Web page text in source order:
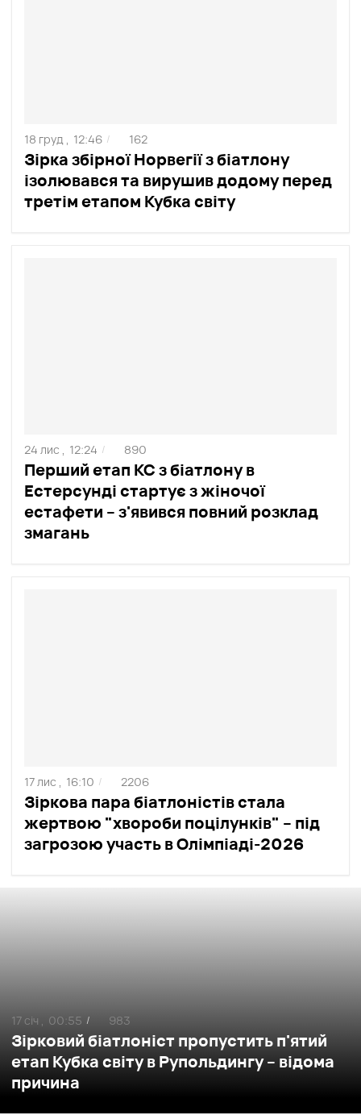
Зірка збірної Норвегії з біатлону
ізолювався та вирушив додому перед
третім етапом Кубка світу
18 груд , 12:46 / 162
Перший етап КС з біатлону в
Естерсунді стартує з жіночої
естафети – з'явився повний розклад
змагань
24 лис , 12:24 / 890
Зіркова пара біатлоністів стала
жертвою "хвороби поцілунків" – під
загрозою участь в Олімпіаді-2026
17 лис , 16:10 / 2206
Зірковий біатлоніст пропустить п'ятий
етап Кубка світу в Рупольдингу – відома
причина
17 січ , 00:55 / 983